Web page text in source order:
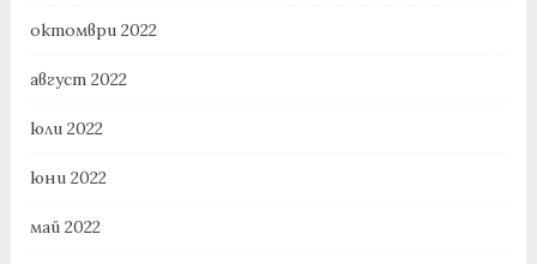
октомври 2022
август 2022
юли 2022
юни 2022
май 2022